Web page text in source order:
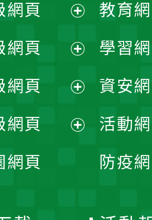
選
單
開
選
單
網頁
開
選
單
網頁
開
選
網頁
開
網頁
網頁
教育
學習
資安
活動
防疫